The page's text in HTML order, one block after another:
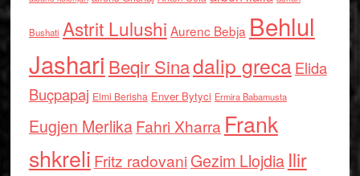
Bushati Astrit Lulushi Aurenc Bebja Behlul
Jashari Beqir Sinadalip grecaElida
Buçpapaj Elmi Berisha Enver Bytyci Ermira Babamusta
Eugjen MerlikaFahri Xharra Frank
shkreli Fritz radovaniGezim Llojdia Ilir